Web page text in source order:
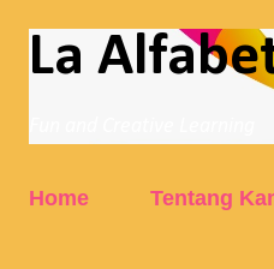
Skip to
La
Home Tentang